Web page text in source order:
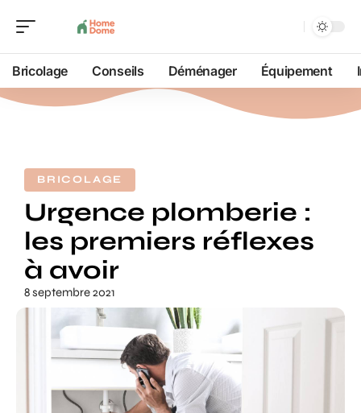
Bricolage Conseils Déménager Équipement
BRICOLAGE
Urgence plomberie :
les premiers réflexes
à avoir
8 septembre 2021